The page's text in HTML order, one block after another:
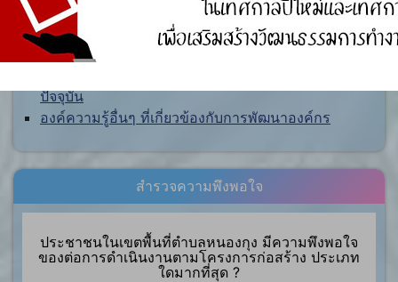
องค์ความรู้ที่สนับสนุน วิสัยทัศน์ พันธกิจ ยุทธศาสตร์
ขององค์กร
องค์ความรู้จากประสบการณ์ที่องค์กรได้สั่งสมมา
ปัจจุบัน
องค์ความรู้อื่นๆ ที่เกี่ยวข้องกับการพัฒนาองค์กร
สำรวจความพึงพอใจ
ประชาชนในเขตพื้นที่ตำบลหนองกุง มีความพึงพอใจ
ของต่อการดำเนินงานตามโครงการก่อสร้าง ประเภท
ใดมากที่สุด ?